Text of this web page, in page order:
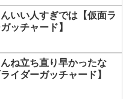
いい人すぎでは【仮面ラ
ッチャード】
ね立ち直り早かったな
ライダーガッチャード】